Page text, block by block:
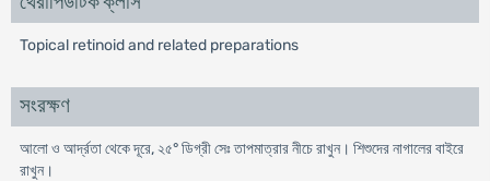
Topical retinoid and related preparations
সংরক্ষণ
আলো ও আর্দ্রতা থেকে দূরে, ২৫° ডিগ্রী সেঃ তাপমাত্রার নীচে রাখুন। শিশুদের নাগালের বাইরে
রাখুন।